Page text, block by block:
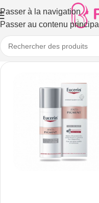
Passer à la navigation
Passer au contenu principal